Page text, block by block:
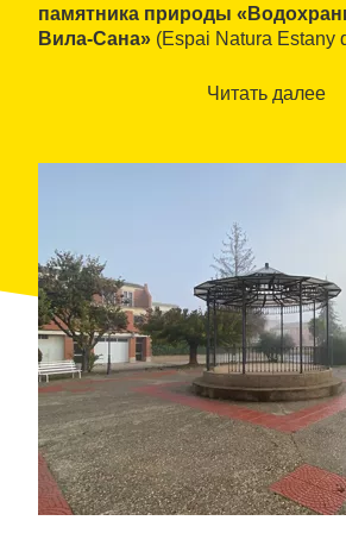
памятника природы
Вила-Сана» (Espai Natura Estany
Мольерусса и город Таррега,
Льейда – примерно в двадцати
Читать далее